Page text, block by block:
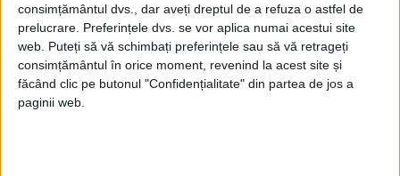
consimțământul dvs., dar aveți dreptul de a refuza o astfel de
prelucrare. Preferințele dvs. se vor aplica numai acestui site
web. Puteți să vă schimbați preferințele sau să vă retrageți
consimțământul în orice moment, revenind la acest site și
făcând clic pe butonul "Confidențialitate" din partea de jos a
paginii web.
Istoria sloturilor: de la primele aparate
la sloturile online